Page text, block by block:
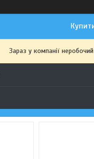
Зараз у компанії